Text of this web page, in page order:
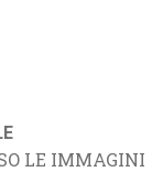
LE IMMAGINI